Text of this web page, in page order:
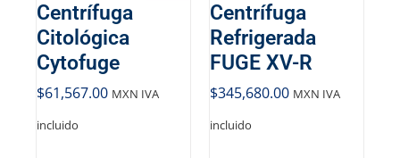
Centrífuga
Citológica
Cytofuge
$61,567.00 MXN IVA
incluido
Centrífuga
Refrigerada
FUGE XV-R
$345,680.00 MXN IVA
incluido